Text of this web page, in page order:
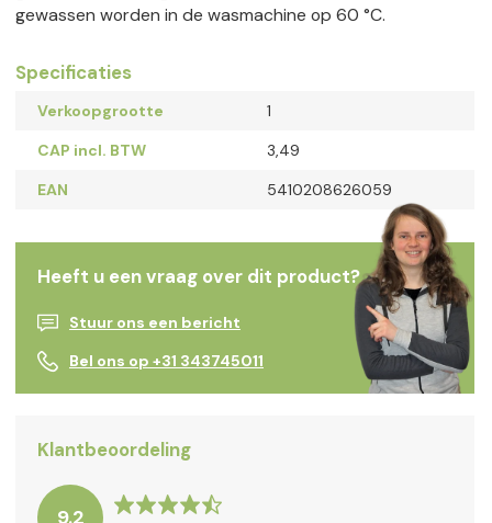
gewassen worden in de wasmachine op 60 °C.
Specificaties
Verkoopgrootte
1
CAP incl. BTW
3,49
EAN
5410208626059
Heeft u een vraag over dit product?
Stuur ons een bericht
Bel ons op +31 343745011
Klantbeoordeling
9.2